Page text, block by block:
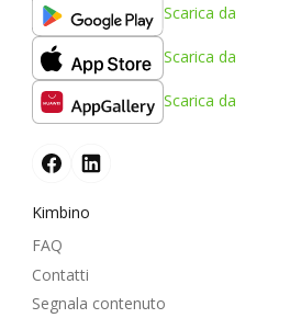
Scarica da
Scarica da
Scarica da
Kimbino
FAQ
Contatti
Segnala contenuto